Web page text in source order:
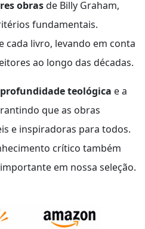
obrasde Billy Graham,
fundamentais.
cada livro, levando em conta
ao longo das décadas.
profundidade teológica e a
que as obras
e inspiradoras para todos.
crítico também
em nossa seleção.